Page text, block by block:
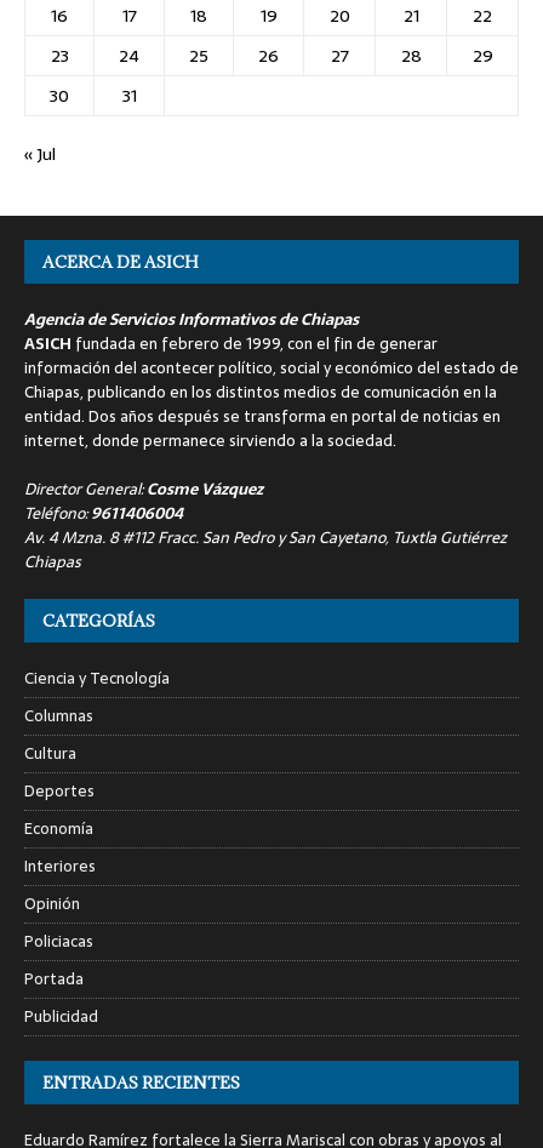
16
17 18 19 20 21
22
23
24 25 26 27 28
29
30
31
« Jul
ACERCA DE ASICH
Agencia de Servicios Informativos de Chiapas
ASICH fundada en febrero de 1999, con el fin de generar
información del acontecer político, social y económico del estado de
Chiapas, publicando en los distintos medios de comunicación en la
entidad. Dos años después se transforma en portal de noticias en
internet, donde permanece sirviendo a la sociedad.
Director General:Cosme Vázquez
Teléfono:9611406004
Av. 4 Mzna. 8 #112 Fracc. San Pedro y San Cayetano, Tuxtla Gutiérrez
Chiapas
CATEGORÍAS
Ciencia y Tecnología
Columnas
Cultura
Deportes
Economía
Interiores
Opinión
Policiacas
Portada
Publicidad
ENTRADAS RECIENTES
Eduardo Ramírez fortalece la Sierra Mariscal con obras y apoyos al